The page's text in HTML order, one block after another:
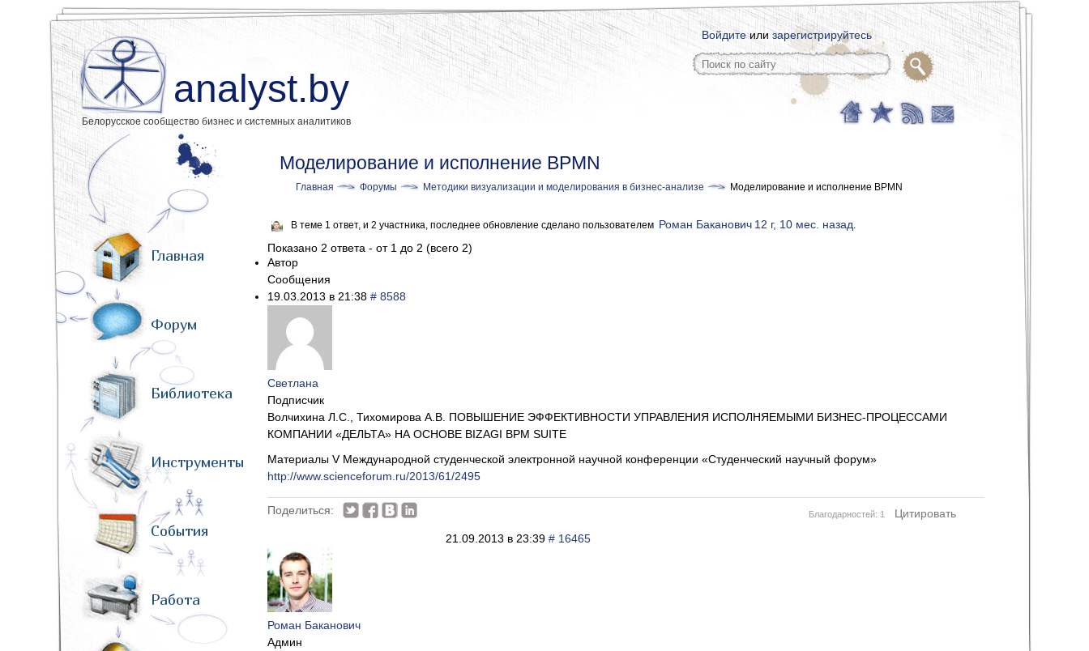
analyst.by
Белорусское сообщество бизнес и системных аналитиков
Войдитеилизарегистрируйтесь
Главная
Форум
Библиотека
Инструменты
События
Работа
Моделирование и исполнение BPMN
Главная Форумы Методики визуализации и моделирования в бизнес-анализе Моделирование и исполнение BPMN
В теме 1 ответ, и 2 участника, последнее обновление сделано пользователем Роман Баканович 12 г, 10 мес. назад.
Показано 2 ответа - от 1 до 2 (всего 2)
Автор
Сообщения
19.03.2013 в 21:38 # 8588
Светлана
Подписчик
Волчихина Л.С., Тихомирова А.В. ПОВЫШЕНИЕ ЭФФЕКТИВНОСТИ УПРАВЛЕНИЯ ИСПОЛНЯЕМЫМИ БИЗНЕС-ПРОЦЕССАМИ
КОМПАНИИ «ДЕЛЬТА» НА ОСНОВЕ BIZAGI BPM SUITE
Материалы V Международной студенческой электронной научной конференции «Студенческий научный форум»
http://www.scienceforum.ru/2013/61/2495
Поделиться: Благодарностей: 1
Цитировать
21.09.2013 в 23:39 # 16465
Роман Баканович
Админ